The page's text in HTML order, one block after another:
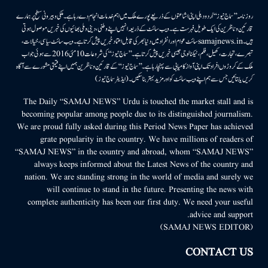
روزنامہ ’’سماج نیوز‘‘ اُردو دہلی اپنی اشاعتوں کے ذریعے پورے ملک میں اہم خدمات انجام دے رہا ہے۔ ملکی وبیرونی سطح پر ہمارے
قارئین وناظرین کی ایک طویل فہرست ہے۔ ویب سائٹ کے ذریعہ انہیں اپنے وطنی، دینی وملی بھائیوں کی خبریں موصول ہوتی
ہیں۔samajnews.inسائٹ عوام اور انفراد میں دنیا بھر کی قابل اعتماد خبریں پیش کرتا ہے۔ ویب سائٹ سیاسی، خیالات،
تبصرے، تجارت، کھیل، فلم، ٹیکنالوجی جیسی خبریں پیش کرتا ہے۔ ’’سماج نیوز‘‘ کی شروعات 10مئی 2016 سے ہوئی جو اب
ملک کے کروڑوں افراد تک اپنی آواز کامیابی سے پہنچا رہا ہے۔ ’’سماج نیوز‘‘ کے قارئین وناظرین ہمیں اپنے قیمتی مشورے سے آگاہ
کریں یا بتائیں جس سے ہم اپنے ویب سائٹ کو اور مزید بہتر بناسکیں۔ (ایڈیٹر سماج نیوز)
The Daily “SAMAJ NEWS” Urdu is touched the market stall and is
becoming popular among people due to its distinguished journalism.
We are proud fully asked during this Period News Paper has achieved
grate popularity in the country. We have millions of readers of
“SAMAJ NEWS” in the country and abroad, whom “SAMAJ NEWS”
always keeps informed about the Latest News of the country and
nation. We are standing strong in the world of media and surely we
will continue to stand in the future. Presenting the news with
complete authenticity has been our first duty. We need your useful
advice and support.
(SAMAJ NEWS EDITOR)
CONTACT US